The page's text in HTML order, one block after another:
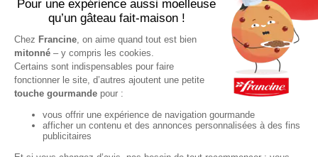
Été
Automne
Hiver
TOUTES LES RECETTES